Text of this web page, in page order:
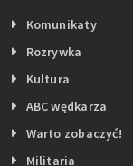
Komunikaty
Rozrywka
Kultura
ABC wędkarza
Warto zobaczyć!
Militaria